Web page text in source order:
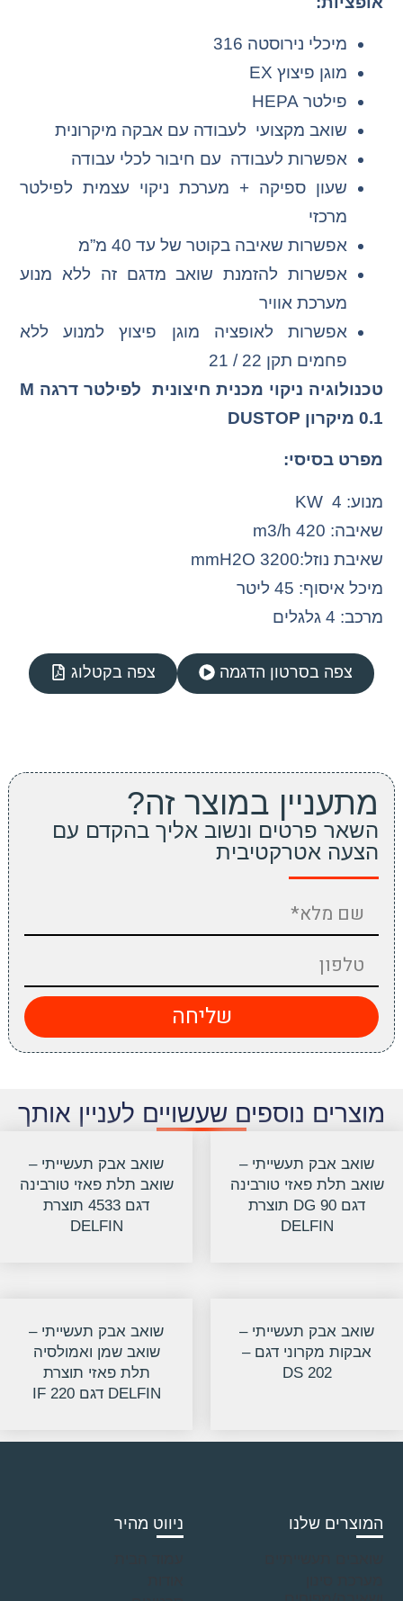
מיכלי נירוסטה 316
מוגן פיצוץ EX
פילטר HEPA
שואב מקצועי לעבודה עם אבקה מיקרונית
אפשרות לעבודה עם חיבור לכלי עבודה
שעון ספיקה + מערכת ניקוי עצמית לפילטר
מרכזי
אפשרות שאיבה בקוטר של עד 40 מ”מ
אפשרות להזמנת שואב מדגם זה ללא מנוע
מערכת אוויר
אפשרות לאופציה מוגן פיצוץ למנוע ללא
פחמים תקן 22 / 21
טכנולוגיה ניקוי מכנית חיצונית לפילטר דרגה M
0.1 מיקרון DUSTOP
מפרט בסיסי:
מנוע: 4 KW
שאיבה: 420 m3/h
שאיבת נוזל:3200 mmH2O
מיכל איסוף: 45 ליטר
מרכב: 4 גלגלים
צפה בסרטון הדגמה צפה בקטלוג
מתעניין במוצר זה?
השאר פרטים ונשוב אליך בהקדם עם
הצעה אטרקטיבית
שליחה
מוצרים נוספים שעשויים לעניין אותך
שואב אבק תעשייתי –
שואב תלת פאזי טורבינה
דגם DG 90 תוצרת
DELFIN
שואב אבק תעשייתי –
שואב תלת פאזי טורבינה
דגם 4533 תוצרת
DELFIN
שואב אבק תעשייתי –
אבקות מקרוני דגם –
202 DS
שואב אבק תעשייתי –
שואב שמן ואמולסיה
תלת פאזי תוצרת
DELFIN דגם IF 220
ניווט מהיר המוצרים שלנו